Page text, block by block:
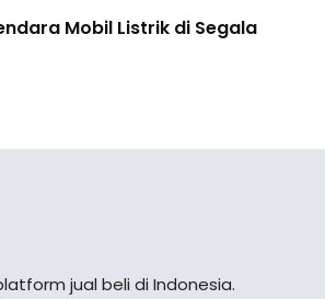
Mobil Listrik di Segala
jual beli di Indonesia.